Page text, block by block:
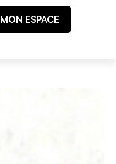
MON ESPACE